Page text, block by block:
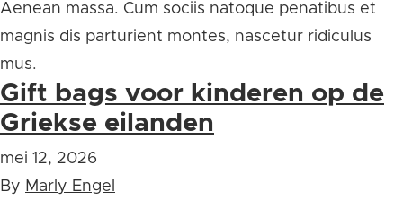
Aenean massa. Cum sociis natoque penatibus et
magnis dis parturient montes, nascetur ridiculus
mus.
Gift bags voor kinderen op de
Griekse eilanden
mei 12, 2026
By Marly Engel